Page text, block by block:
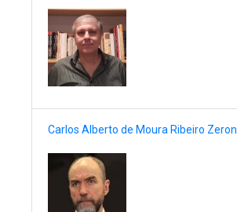
Carlos Alberto de Moura Ribeiro Zeron